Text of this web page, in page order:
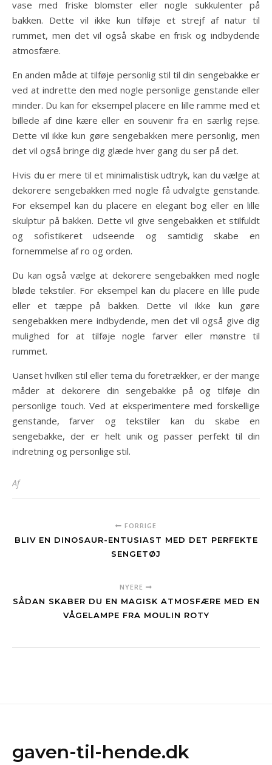
vase med friske blomster eller nogle sukkulenter på
bakken. Dette vil ikke kun tilføje et strejf af natur til
rummet, men det vil også skabe en frisk og indbydende
atmosfære.
En anden måde at tilføje personlig stil til din sengebakke er
ved at indrette den med nogle personlige genstande eller
minder. Du kan for eksempel placere en lille ramme med et
billede af dine kære eller en souvenir fra en særlig rejse.
Dette vil ikke kun gøre sengebakken mere personlig, men
det vil også bringe dig glæde hver gang du ser på det.
Hvis du er mere til et minimalistisk udtryk, kan du vælge at
dekorere sengebakken med nogle få udvalgte genstande.
For eksempel kan du placere en elegant bog eller en lille
skulptur på bakken. Dette vil give sengebakken et stilfuldt
og sofistikeret udseende og samtidig skabe en
fornemmelse af ro og orden.
Du kan også vælge at dekorere sengebakken med nogle
bløde tekstiler. For eksempel kan du placere en lille pude
eller et tæppe på bakken. Dette vil ikke kun gøre
sengebakken mere indbydende, men det vil også give dig
mulighed for at tilføje nogle farver eller mønstre til
rummet.
Uanset hvilken stil eller tema du foretrækker, er der mange
måder at dekorere din sengebakke på og tilføje din
personlige touch. Ved at eksperimentere med forskellige
genstande, farver og tekstiler kan du skabe en
sengebakke, der er helt unik og passer perfekt til din
indretning og personlige stil.
Af
FORRIGE
BLIV EN DINOSAUR-ENTUSIAST MED DET PERFEKTE
SENGETØJ
NYERE
SÅDAN SKABER DU EN MAGISK ATMOSFÆRE MED EN
VÅGELAMPE FRA MOULIN ROTY
gaven-til-hende.dk